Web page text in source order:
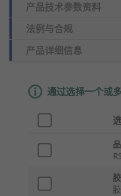
产品技术参数资料
法例与合规
产品详细信息
通过选择一个或